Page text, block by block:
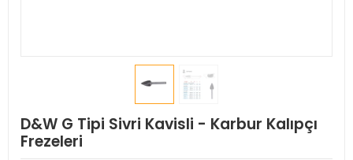
D&W G Tipi Sivri Kavisli - Karbur Kalıpçı
Frezeleri